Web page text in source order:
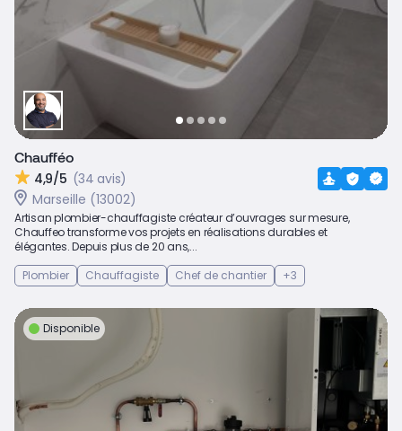
Chaufféo
4,9/5 (34 avis)
Marseille (13002)
Artisan plombier-chauffagiste créateur d’ouvrages sur mesure,
Chauffeo transforme vos projets en réalisations durables et
élégantes. Depuis plus de 20 ans,...
Plombier
Chauffagiste Chef de chantier +3
Disponible